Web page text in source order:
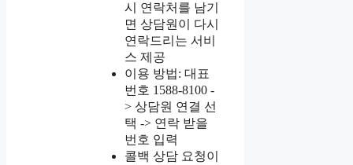
시 연락처를 남기
면 상담원이 다시
연락드리는 서비
스 제공
이용 방법: 대표
번호 1588-8100 -
> 상담원 연결 선
택 -> 연락 받을
번호 입력
콜백 상담 요청이